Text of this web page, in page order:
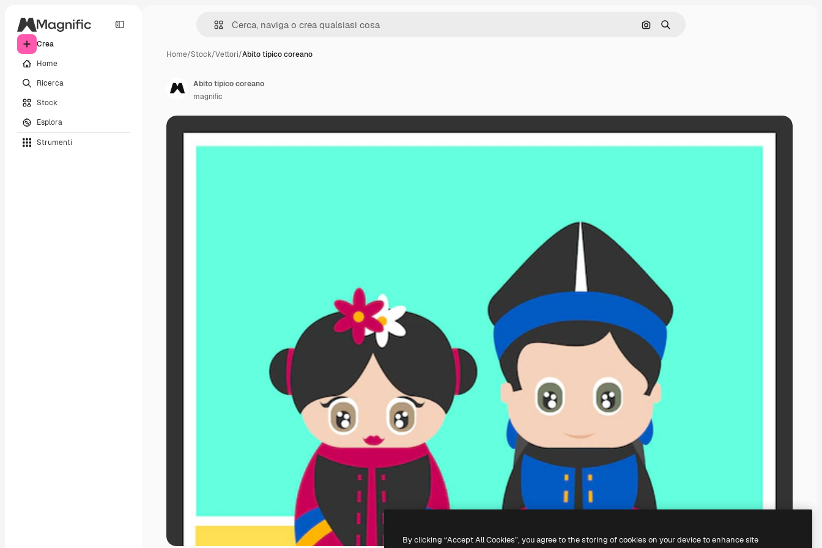
Crea
Home
Ricerca
Stock
Esplora
Strumenti
Cerca per immagine
Ricerca
Home/Stock/Vettori/Abito tipico coreano
Abito tipico coreano
magnific
By clicking “Accept All Cookies”, you agree to the storing of cookies on your device to enhance site